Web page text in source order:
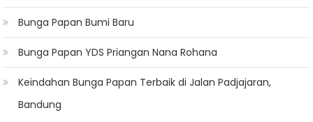
Bunga Papan Bumi Baru
Bunga Papan YDS Priangan Nana Rohana
Keindahan Bunga Papan Terbaik di Jalan Padjajaran,
Bandung